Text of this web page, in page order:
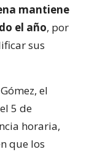
mantiene
el año, por
sus
el
5 de
horaria,
que los